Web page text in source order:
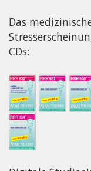
Das
CDs: